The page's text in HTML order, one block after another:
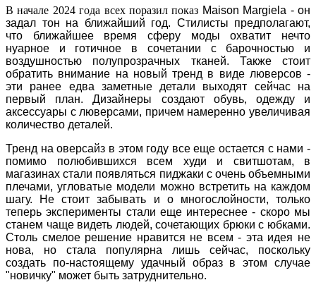
В начале 2024 года всех поразил показ Maison Margiela - он
задал тон на ближайший год. Стилисты предполагают,
что ближайшее время сферу моды охватит нечто
нуарное и готичное в сочетании с барочностью и
воздушностью полупрозрачных тканей. Также стоит
обратить внимание на новый тренд в виде люверсов -
эти ранее едва заметные детали выходят сейчас на
первый план. Дизайнеры создают обувь, одежду и
аксессуары с люверсами, причем намеренно увеличивая
количество деталей.
Тренд на оверсайз в этом году все еще остается с нами -
помимо полюбившихся всем худи и свитшотам, в
магазинах стали появляться пиджаки с очень объемными
плечами, угловатые модели можно встретить на каждом
шагу. Не стоит забывать и о многослойности, только
теперь эксперименты стали еще интереснее - скоро мы
станем чаще видеть людей, сочетающих брюки с юбками.
Столь смелое решение нравится не всем - эта идея не
нова, но стала популярна лишь сейчас, поскольку
создать по-настоящему удачный образ в этом случае
"новичку" может быть затруднительно.